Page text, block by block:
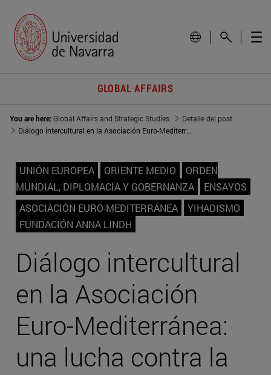
GLOBAL AFFAIRS
You are here:Global Affairs and Strategic Studies
Detalle del post
Diálogo intercultural en la Asociación Euro-Mediterránea: una lucha contra la radicalización terrorista a través de las redes de la sociedad civil
UNIÓN EUROPEA ORIENTE MEDIO
ORDEN
MUNDIAL, DIPLOMACIA Y GOBERNANZA
ENSAYOS
ASOCIACIÓN EURO-MEDITERRÁNEA
YIHADISMO
FUNDACIÓN ANNA LINDH
Diálogo intercultural
en la Asociación
Euro-Mediterránea:
una lucha contra la